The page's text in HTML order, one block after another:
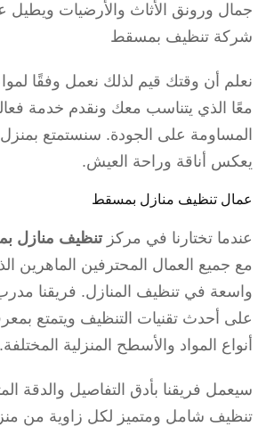
جمال ورونق الأثاث والأرضيات
شركة تنظيف بمسقط
نعلم أن وقتك قيم لذلك نعمل وفقًا
معًا الذي يتناسب معك ونقدم خدمة
المساومة على الجودة. سنستمتع
يعكس أناقة وراحة العيش.
عمال تنظيف منازل بمسقط
عندما تختارنا في مركز تنظيف منازل
مع جميع العمال المحترفين الماهرين
واسعة في تنظيف المنازل. فريقنا
على أحدث تقنيات التنظيف ويتمتع
أنواع المواد والأسطح المنزلية المختلفة.
سيعمل فريقنا بأدق التفاصيل والدقة
تنظيف شامل ومتميز لكل زاوية من